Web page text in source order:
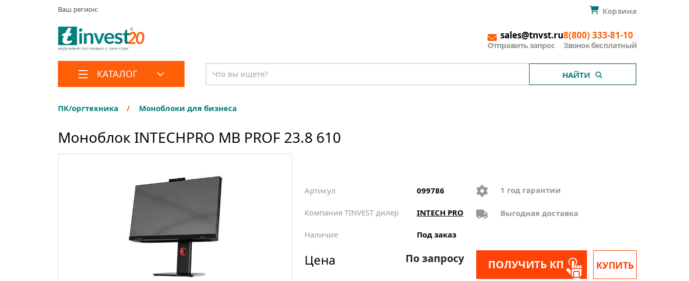
Ваш регион: Корзина
sales@tnvst.ru
Отправить запрос
8(800) 333-81-10
Звонок бесплатный
КАТАЛОГ НАЙТИ
ПК/оргтехника Моноблоки для бизнеса
Моноблок INTECHPRO MB PROF 23.8 610
Артикул 099786
Компания TINVEST дилер INTECH PRO
Наличие Под заказ
1 год гарантии
Выгодная доставка
Цена По запросу ПОЛУЧИТЬ КП КУПИТЬ